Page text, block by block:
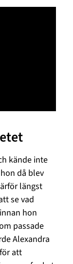
kände inte
då blev
längst
se vad
hon
passade
Alexandra
att